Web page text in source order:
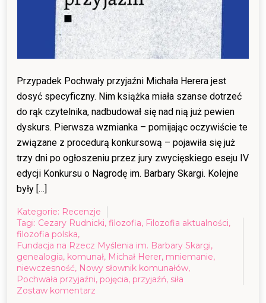
Przypadek Pochwały przyjaźni Michała Herera jest
dosyć specyficzny. Nim książka miała szanse dotrzeć
do rąk czytelnika, nadbudował się nad nią już pewien
dyskurs. Pierwsza wzmianka – pomijając oczywiście te
związane z procedurą konkursową – pojawiła się już
trzy dni po ogłoszeniu przez jury zwycięskiego eseju IV
edycji Konkursu o Nagrodę im. Barbary Skargi. Kolejne
były […]
Kategorie: Recenzje
Tagi: Cezary Rudnicki, filozofia, Filozofia aktualności,
filozofia polska,
Fundacja na Rzecz Myślenia im. Barbary Skargi,
genealogia, komunał, Michał Herer, mniemanie,
niewczesność, Nowy słownik komunałów,
Pochwała przyjaźni, pojęcia, przyjaźń, siła
Zostaw komentarz